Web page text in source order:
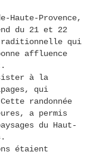
Haute-Provence,
du 21 et 22
traditionnelle qui
affluence
à la
qui
randonnée
a permis
du Haut-
étaient